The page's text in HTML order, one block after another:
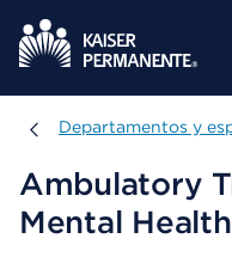
Departamentos y
Departamentos y
Ambulatory
Mental